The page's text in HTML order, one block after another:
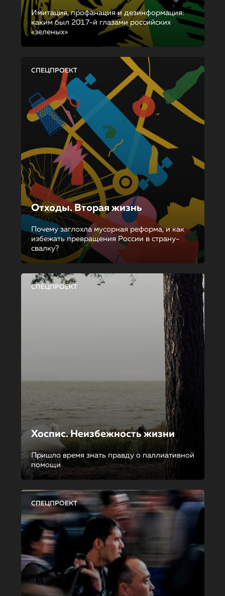
Имитация, профанация и дезинформация:
каким был 2017-й глазами российских
«зеленых»
СПЕЦПРОЕКТ
Отходы. Вторая жизнь
Почему заглохла мусорная реформа, и как
избежать превращения России в страну-
свалку?
СПЕЦПРОЕКТ
Хоспис. Неизбежность жизни
Пришло время знать правду о паллиативной
помощи
СПЕЦПРОЕКТ